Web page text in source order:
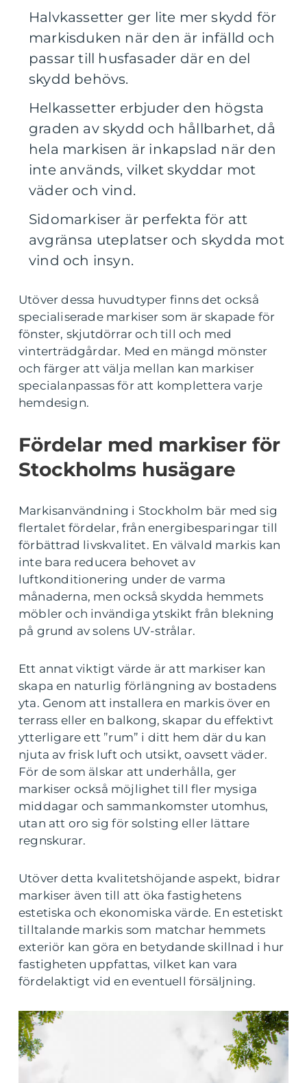
Halvkassetter ger lite mer skydd för
markisduken när den är infälld och
passar till husfasader där en del
skydd behövs.
Helkassetter erbjuder den högsta
graden av skydd och hållbarhet, då
hela markisen är inkapslad när den
inte används, vilket skyddar mot
väder och vind.
Sidomarkiser är perfekta för att
avgränsa uteplatser och skydda mot
vind och insyn.
Utöver dessa huvudtyper finns det också
specialiserade markiser som är skapade för
fönster, skjutdörrar och till och med
vinterträdgårdar. Med en mängd mönster
och färger att välja mellan kan markiser
specialanpassas för att komplettera varje
hemdesign.
Fördelar med markiser för
Stockholms husägare
Markisanvändning i Stockholm bär med sig
flertalet fördelar, från energibesparingar till
förbättrad livskvalitet. En välvald markis kan
inte bara reducera behovet av
luftkonditionering under de varma
månaderna, men också skydda hemmets
möbler och invändiga ytskikt från blekning
på grund av solens UV-strålar.
Ett annat viktigt värde är att markiser kan
skapa en naturlig förlängning av bostadens
yta. Genom att installera en markis över en
terrass eller en balkong, skapar du effektivt
ytterligare ett ”rum” i ditt hem där du kan
njuta av frisk luft och utsikt, oavsett väder.
För de som älskar att underhålla, ger
markiser också möjlighet till fler mysiga
middagar och sammankomster utomhus,
utan att oro sig för solsting eller lättare
regnskurar.
Utöver detta kvalitetshöjande aspekt, bidrar
markiser även till att öka fastighetens
estetiska och ekonomiska värde. En estetiskt
tilltalande markis som matchar hemmets
exteriör kan göra en betydande skillnad i hur
fastigheten uppfattas, vilket kan vara
fördelaktigt vid en eventuell försäljning.